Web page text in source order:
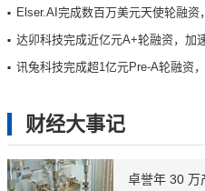
Elser.AI完成数百万美元天使轮融资
达卯科技完成近亿元A+轮融资，加
财经大事记
卓誉年 30 万